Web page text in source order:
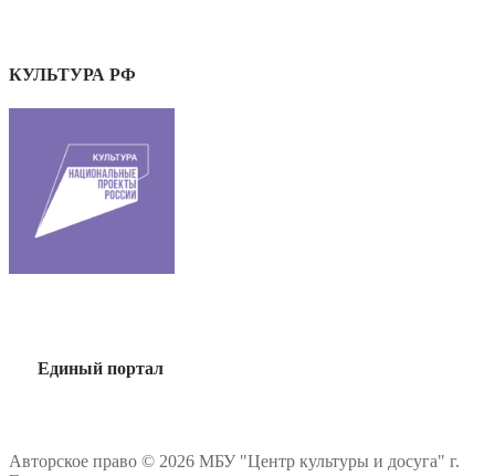
КУЛЬТУРА РФ
Единый портал
Авторское право © 2026 МБУ "Центр культуры и досуга" г.